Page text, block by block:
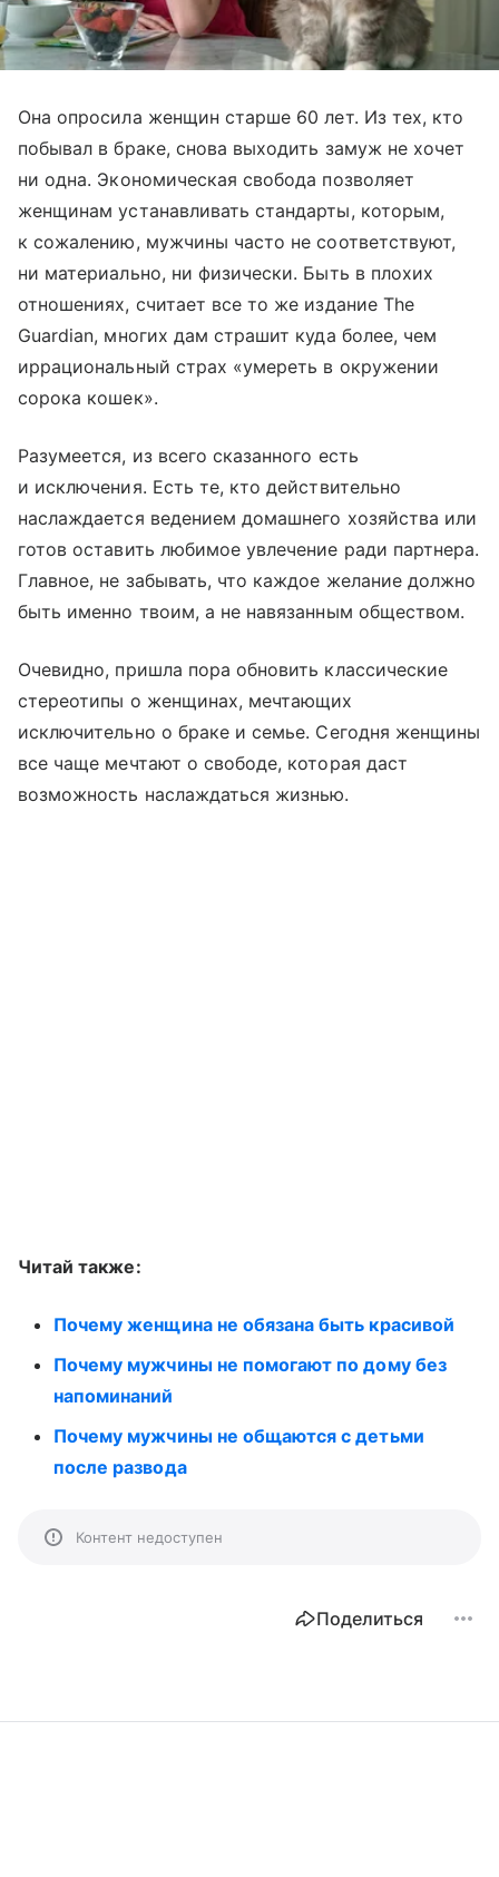
Она опросила женщин старше 60 лет. Из тех, кто
побывал в браке, снова выходить замуж не хочет
ни одна. Экономическая свобода позволяет
женщинам устанавливать стандарты, которым,
к сожалению, мужчины часто не соответствуют,
ни материально, ни физически. Быть в плохих
отношениях, считает все то же издание The
Guardian, многих дам страшит куда более, чем
иррациональный страх «умереть в окружении
сорока кошек».
Разумеется, из всего сказанного есть
и исключения. Есть те, кто действительно
наслаждается ведением домашнего хозяйства или
готов оставить любимое увлечение ради партнера.
Главное, не забывать, что каждое желание должно
быть именно твоим, а не навязанным обществом.
Очевидно, пришла пора обновить классические
стереотипы о женщинах, мечтающих
исключительно о браке и семье. Сегодня женщины
все чаще мечтают о свободе, которая даст
возможность наслаждаться жизнью.
Читай также:
Почему женщина не обязана быть красивой
Почему мужчины не помогают по дому без
напоминаний
Почему мужчины не общаются с детьми
после развода
Контент недоступен
Поделиться